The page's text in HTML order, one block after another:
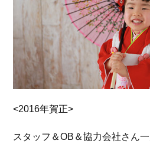
<2016年賀正>
スタッフ＆OB＆協力会社さん